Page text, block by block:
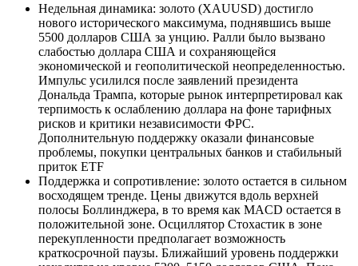
Недельная динамика: золото (XAUUSD) достигло
нового исторического максимума, поднявшись выше
5500 долларов США за унцию. Ралли было вызвано
слабостью доллара США и сохраняющейся
экономической и геополитической неопределенностью.
Импульс усилился после заявлений президента
Дональда Трампа, которые рынок интерпретировал как
терпимость к ослаблению доллара на фоне тарифных
рисков и критики независимости ФРС.
Дополнительную поддержку оказали финансовые
проблемы, покупки центральных банков и стабильный
приток ETF
Поддержка и сопротивление: золото остается в сильном
восходящем тренде. Цены движутся вдоль верхней
полосы Боллинджера, в то время как MACD остается в
положительной зоне. Осциллятор Стохастик в зоне
перекупленности предполагает возможность
краткосрочной паузы. Ближайший уровень поддержки